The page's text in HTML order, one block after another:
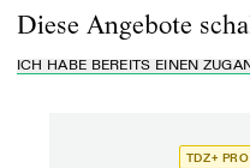
Diese Angebote
ICH HABE BEREITS EINEN
TDZ+ PRO